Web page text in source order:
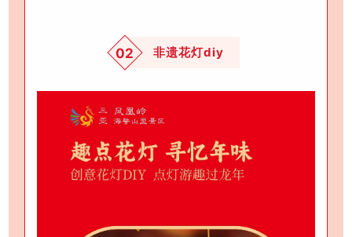
02 非遗花灯diy